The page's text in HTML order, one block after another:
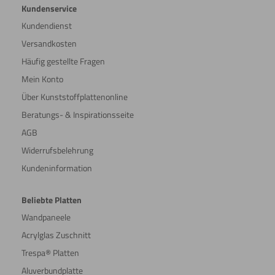
Kundenservice
Kundendienst
Versandkosten
Häufig gestellte Fragen
Mein Konto
Über Kunststoffplattenonline
Beratungs- & Inspirationsseite
AGB
Widerrufsbelehrung
Kundeninformation
Beliebte Platten
Wandpaneele
Acrylglas Zuschnitt
Trespa® Platten
Aluverbundplatte